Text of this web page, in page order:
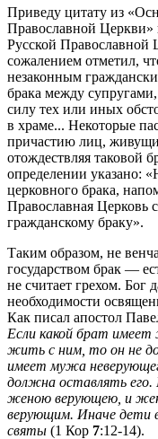
Приведу цитату из
Православной
Русской Православной
сожалением отметил,
незаконным
брака между
силу тех или иных
в храме... Некоторые
причастию лиц,
отождествляя таковой
определении указано:
церковного брака,
Православная Церковь
гражданскому браку».
Таким образом, не
государством брак —
не считает грехом. Бог
необходимости
Как писал апостол
Если какой брат имеет
жить с ним, то он не
имеет мужа
должна оставлять
женою верующею, и
верующим. Иначе дети
святы (1 Кор 7:12-14).